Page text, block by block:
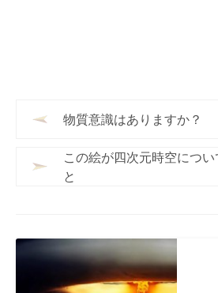
物質意識はありますか？
この絵が四次元時空につ
と